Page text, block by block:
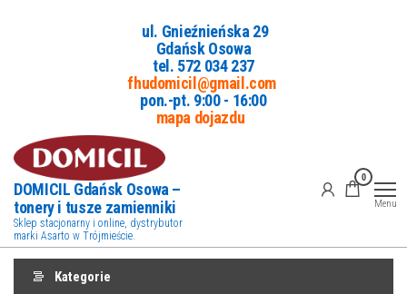
ul. Gnieźnieńska 29
Gdańsk Osowa
tel. 572 034 237
fhudomicil@gmail.com
pon.-pt. 9:00 - 16:00
mapa dojazdu
DOMICIL Gdańsk Osowa –
tonery i tusze zamienniki
Sklep stacjonarny i online, dystrybutor
marki Asarto w Trójmieście.
0
Menu
Kategorie